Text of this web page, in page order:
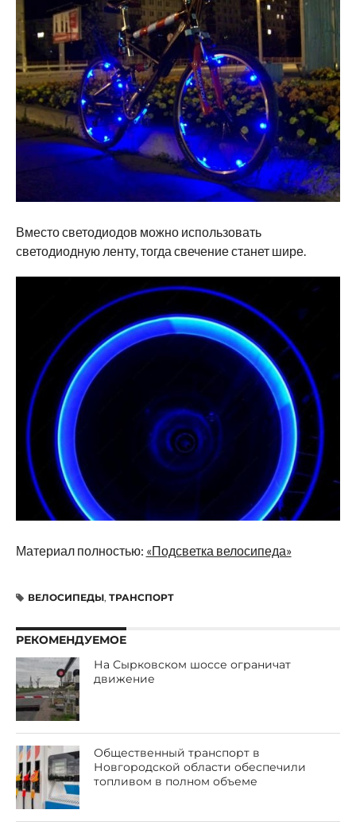
Вместо светодиодов можно использовать
светодиодную ленту, тогда свечение станет шире.
Материал полностью: «Подсветка велосипеда»
ВЕЛОСИПЕДЫ, ТРАНСПОРТ
РЕКОМЕНДУЕМОЕ
На Сырковском шоссе ограничат
движение
Общественный транспорт в
Новгородской области обеспечили
топливом в полном объеме